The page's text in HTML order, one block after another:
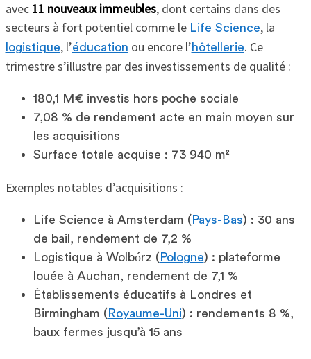
avec11 nouveaux immeubles, dont certains dans des
secteurs à fort potentiel comme le Life Science, la
logistique, l’éducation ou encore l’hôtellerie. Ce
trimestre s’illustre par des investissements de qualité :
180,1 M€ investis hors poche sociale
7,08 % de rendement acte en main moyen sur
les acquisitions
Surface totale acquise : 73 940 m²
Exemples notables d’acquisitions :
Life Science à Amsterdam ( Pays-Bas) : 30 ans
de bail, rendement de 7,2 %
Logistique à Wolbórz ( Pologne) : plateforme
louée à Auchan, rendement de 7,1 %
Établissements éducatifs à Londres et
Birmingham ( Royaume-Uni) : rendements 8 %,
baux fermes jusqu’à 15 ans